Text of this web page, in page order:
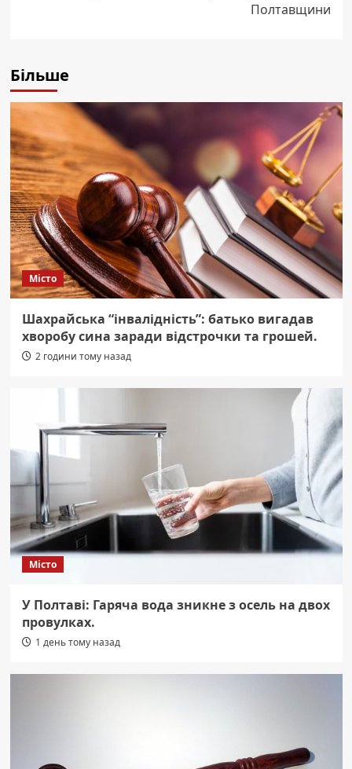
Полтавщини
Більше
Місто
Шахрайська “інвалідність”: батько вигадав
хворобу сина заради відстрочки та грошей.
2 години тому назад
Місто
У Полтаві: Гаряча вода зникне з осель на двох
провулках.
1 день тому назад